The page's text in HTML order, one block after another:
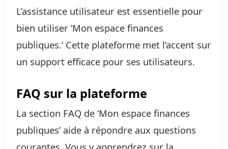
L’assistance utilisateur est essentielle pour
bien utiliser ‘Mon espace finances
publiques.’ Cette plateforme met l’accent sur
un support efficace pour ses utilisateurs.
FAQ sur la plateforme
La section FAQ de ‘Mon espace finances
publiques’ aide à répondre aux questions